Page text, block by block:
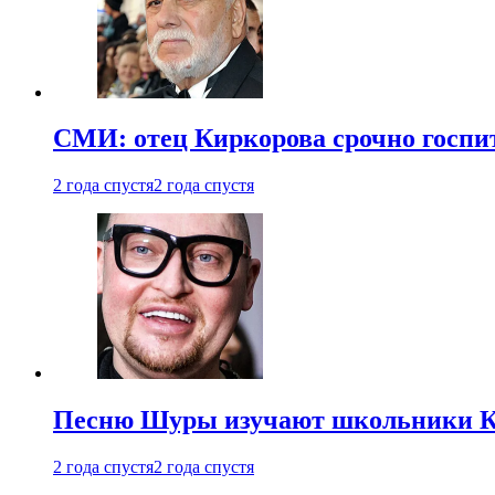
СМИ: отец Киркорова срочно
2 года спустя2 года спустя
Песню Шуры изучают школьники
2 года спустя2 года спустя